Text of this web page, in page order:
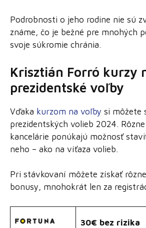
Podrobnosti o jeho rodine nie sú
známe, čo je bežné pre mnohých
svoje súkromie chránia.
Krisztián Forró kurzy
prezidentské voľby
Vďaka kurzom na voľby si môžete
prezidentských volieb 2024.
kancelárie ponúkajú možnosť
neho – ako na víťaza volieb.
Pri stávkovaní môžete získať
bonusy, mnohokrát len za
30€ bez rizika